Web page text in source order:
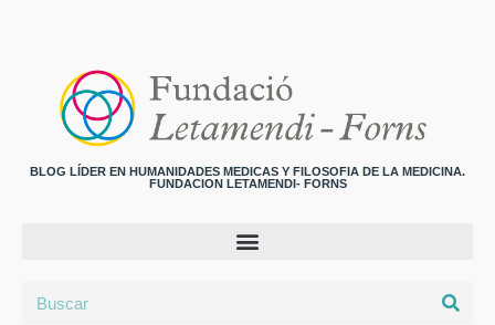
BLOG LÍDER EN HUMANIDADES MEDICAS Y FILOSOFIA DE LA MEDICINA.
FUNDACION LETAMENDI- FORNS